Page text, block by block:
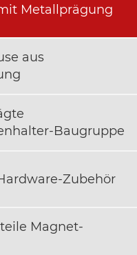
Metallprägung
aus
Baugruppe
Zubehör
Magnet-